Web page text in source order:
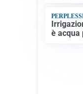
è acqua